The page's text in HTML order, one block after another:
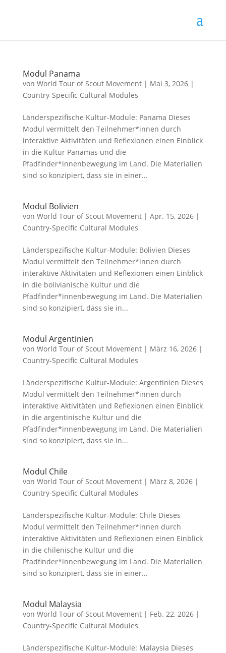
Modul Panama
von World Tour of Scout Movement| Mai 3, 2026|
Country-Specific Cultural Modules
Länderspezifische Kultur-Module: Panama Dieses
Modul vermittelt den Teilnehmer*innen durch
interaktive Aktivitäten und Reflexionen einen Einblick
in die Kultur Panamas und die
Pfadfinder*innenbewegung im Land. Die Materialien
sind so konzipiert, dass sie in einer...
Modul Bolivien
von World Tour of Scout Movement| Apr. 15, 2026|
Country-Specific Cultural Modules
Länderspezifische Kultur-Module: Bolivien Dieses
Modul vermittelt den Teilnehmer*innen durch
interaktive Aktivitäten und Reflexionen einen Einblick
in die bolivianische Kultur und die
Pfadfinder*innenbewegung im Land. Die Materialien
sind so konzipiert, dass sie in...
Modul Argentinien
von World Tour of Scout Movement| März 16, 2026|
Country-Specific Cultural Modules
Länderspezifische Kultur-Module: Argentinien Dieses
Modul vermittelt den Teilnehmer*innen durch
interaktive Aktivitäten und Reflexionen einen Einblick
in die argentinische Kultur und die
Pfadfinder*innenbewegung im Land. Die Materialien
sind so konzipiert, dass sie in...
Modul Chile
von World Tour of Scout Movement| März 8, 2026|
Country-Specific Cultural Modules
Länderspezifische Kultur-Module: Chile Dieses
Modul vermittelt den Teilnehmer*innen durch
interaktive Aktivitäten und Reflexionen einen Einblick
in die chilenische Kultur und die
Pfadfinder*innenbewegung im Land. Die Materialien
sind so konzipiert, dass sie in einer...
Modul Malaysia
von World Tour of Scout Movement| Feb. 22, 2026|
Country-Specific Cultural Modules
Länderspezifische Kultur-Module: Malaysia Dieses